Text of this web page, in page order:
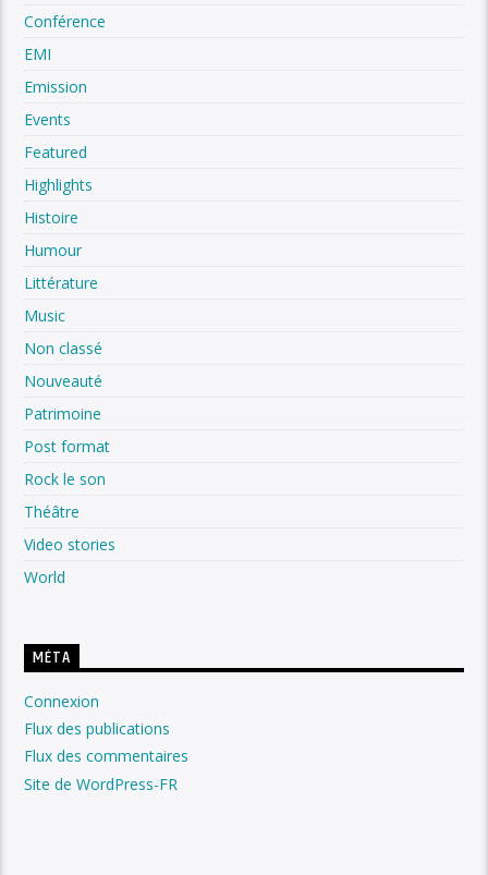
Conférence
EMI
Emission
Events
Featured
Highlights
Histoire
Humour
Littérature
Music
Non classé
Nouveauté
Patrimoine
Post format
Rock le son
Théâtre
Video stories
World
MÉTA
Connexion
Flux des publications
Flux des commentaires
Site de WordPress-FR